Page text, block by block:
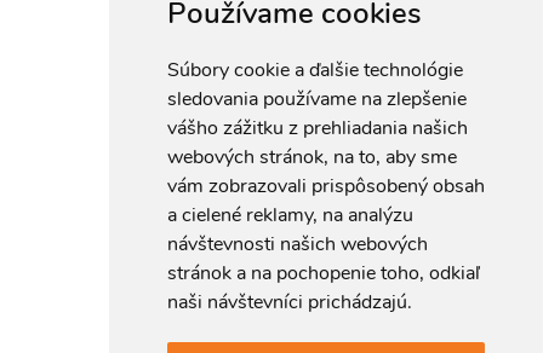
Používame cookies
Súbory cookie a ďalšie technológie
sledovania používame na zlepšenie
vášho zážitku z prehliadania našich
webových stránok, na to, aby sme
vám zobrazovali prispôsobený obsah
a cielené reklamy, na analýzu
návštevnosti našich webových
stránok a na pochopenie toho, odkiaľ
naši návštevníci prichádzajú.
Súhlasím so spracovaním osobných informácií.